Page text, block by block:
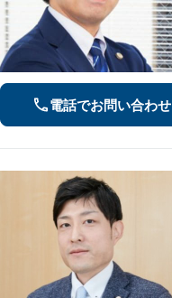
電話でお問い合わせ